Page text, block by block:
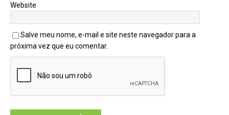
Website
Salve meu nome, e-mail e site neste navegador para a
próxima vez que eu comentar.